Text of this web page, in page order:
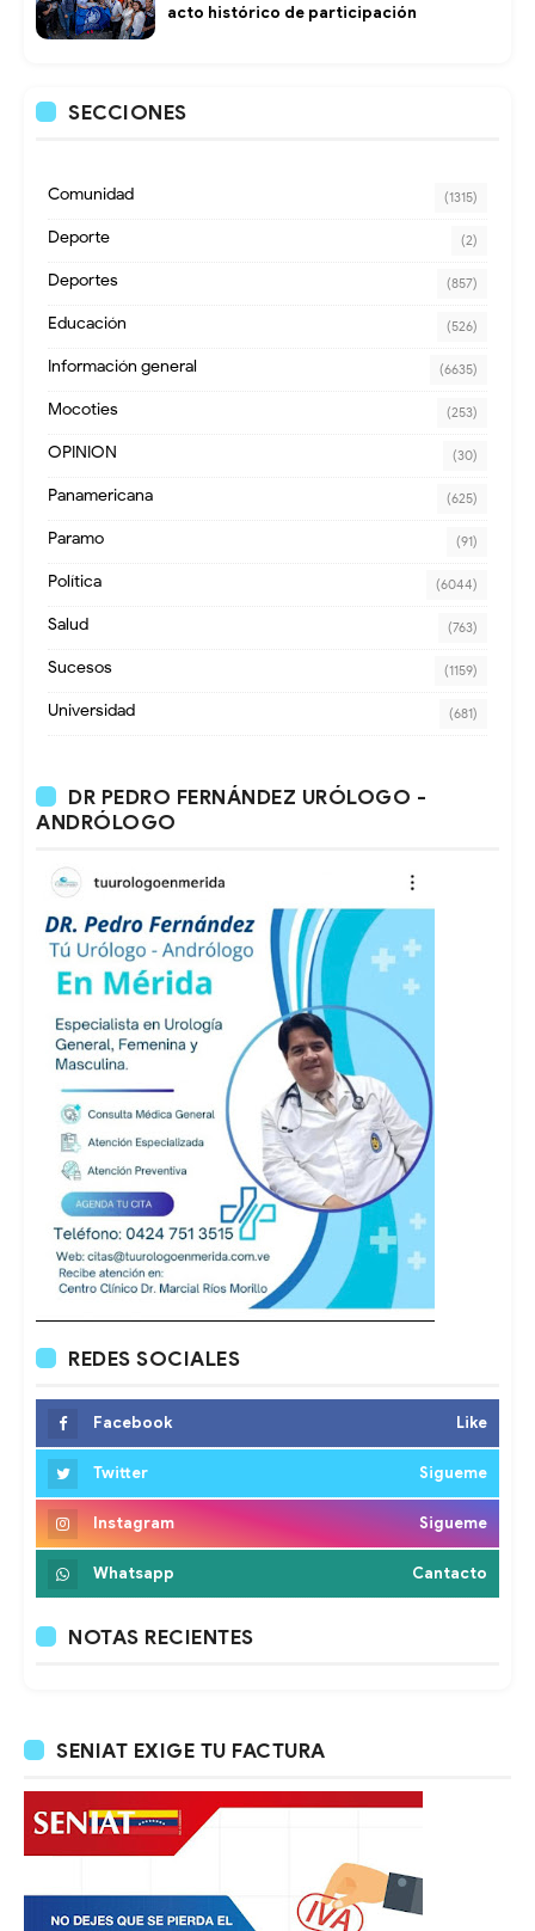
acto histórico de participación
SECCIONES
Comunidad (1315)
Deporte (2)
Deportes (857)
Educación (526)
Información general (6635)
Mocoties (253)
OPINION (30)
Panamericana (625)
Paramo (91)
Política (6044)
Salud (763)
Sucesos (1159)
Universidad (681)
DR PEDRO FERNÁNDEZ URÓLOGO -
ANDRÓLOGO
REDES SOCIALES
Facebook Like
Twitter Sigueme
Instagram Sigueme
Whatsapp Cantacto
NOTAS RECIENTES
SENIAT EXIGE TU FACTURA